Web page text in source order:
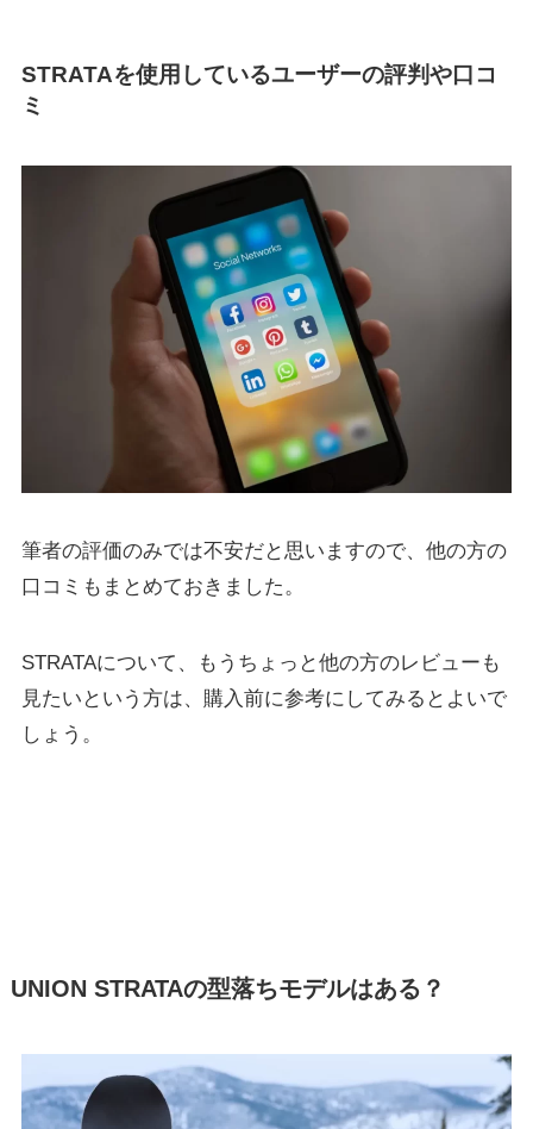
STRATAを使用しているユーザーの評判や口コ
ミ
筆者の評価のみでは不安だと思いますので、他の方の
口コミもまとめておきました。
STRATAについて、もうちょっと他の方のレビューも
見たいという方は、購入前に参考にしてみるとよいで
しょう。
UNION STRATAの型落ちモデルはある？